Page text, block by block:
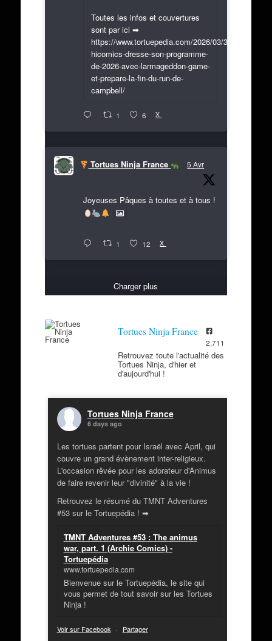
Toutes les infos et couvertures
sont par ici ➡
https://www.tortuepedia.com/2026/03/31/exclusif-
hicomics-dresse-son-programme-
de-2026-avec-larmageddon-game-
et-prepare-la-fin-du-run-de-
campbell/
1 6 X
Tortues Ninja France 5 Avr
Joyeuses Pâques à toutes et à tous !
1 12 X
Charger plus
Tortues Ninja France
2,711
Retrouvez toute l'actualité des
Tortues Ninja, d'hier et
d'aujourd'hui !
Tortues Ninja France
6 days ago
Les tortues partent pour Israël avec April, qui
couvre un grand évènement inter-religieux.
L'occasion rêvée pour les adorateur d'Animus
de faire revenir leur "divinité" à la vie !
Retrouvez le résumé du TMNT Adventures
#53 sur le Tortuepédia ! ➡
TMNT Adventures #53 : The animus
war, part. 1 (Archie Comics) -
Tortuepédia
www.tortuepedia.com
Bienvenue sur le Tortuepédia, le site qui
vous permet de tout savoir sur les Tortues
Ninja !
Voir sur Facebook · Partager